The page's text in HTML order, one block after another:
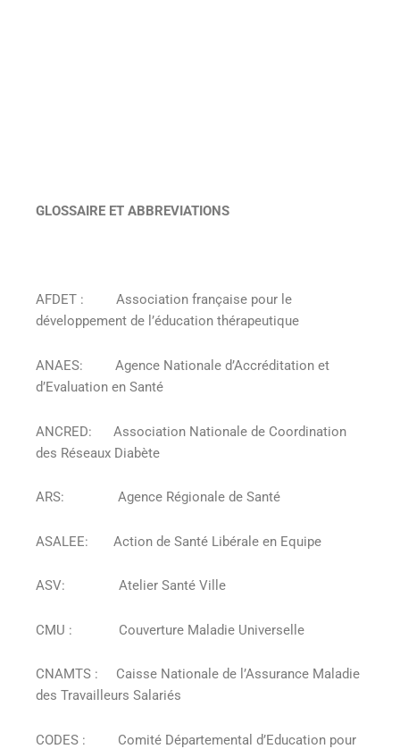
GLOSSAIRE ET ABBREVIATIONS
AFDET : Association française pour le
développement de l’éducation thérapeutique
ANAES: Agence Nationale d’Accréditation et
d’Evaluation en Santé
ANCRED: Association Nationale de Coordination
des Réseaux Diabète
ARS: Agence Régionale de Santé
ASALEE: Action de Santé Libérale en Equipe
ASV: Atelier Santé Ville
CMU : Couverture Maladie Universelle
CNAMTS : Caisse Nationale de l’Assurance Maladie
des Travailleurs Salariés
CODES : Comité Départemental d’Education pour